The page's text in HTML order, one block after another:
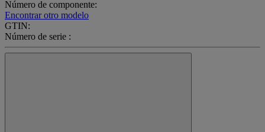
Número de componente:
Encontrar otro modelo
GTIN:
Número de serie :